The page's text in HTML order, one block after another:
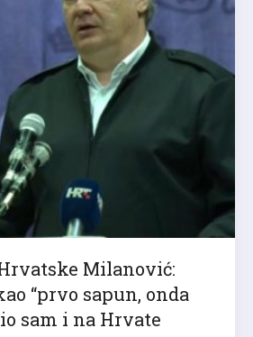
Milanović:
“prvo sapun, onda
sam i na Hrvate